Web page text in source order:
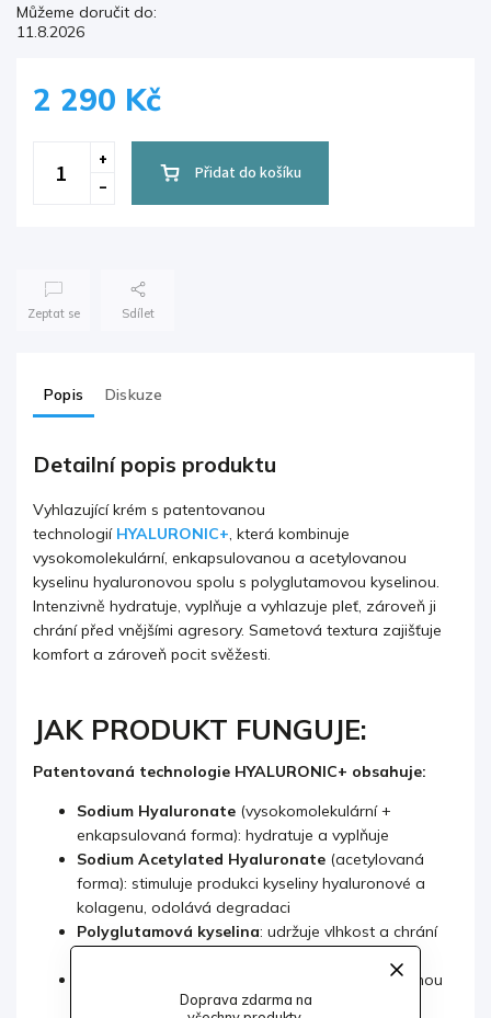
Doprava zdarma na
Můžeme doručit do:
11.8.2026
2 290 Kč
Přidat do košíku
Zeptat se Sdílet
Popis Diskuze
Detailní popis produktu
Vyhlazující krém s patentovanou
technologií HYALURONIC+, která kombinuje
vysokomolekulární, enkapsulovanou a acetylovanou
kyselinu hyaluronovou spolu s polyglutamovou kyselinou.
Intenzivně hydratuje, vyplňuje a vyhlazuje pleť, zároveň ji
chrání před vnějšími agresory. Sametová textura zajišťuje
komfort a zároveň pocit svěžesti.
JAK PRODUKT FUNGUJE:
Patentovaná technologie HYALURONIC+ obsahuje:
Sodium Hyaluronate (vysokomolekulární +
enkapsulovaná forma): hydratuje a vyplňuje
Sodium Acetylated Hyaluronate (acetylovaná
forma): stimuluje produkci kyseliny hyaluronové a
kolagenu, odolává degradaci
Polyglutamová kyselina: udržuje vlhkost a chrání
: podporuje buněčnou